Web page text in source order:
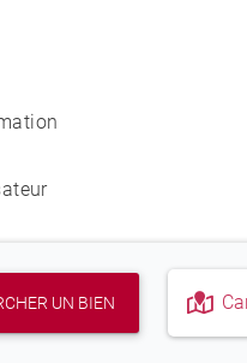
UN BIEN
NOS AGENCES